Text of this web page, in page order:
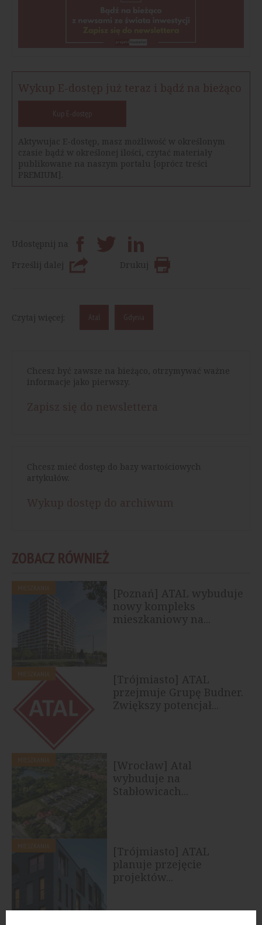
Wykup E-dostęp już teraz i bądź na bieżąco
Kup E-dostęp
Aktywujac E-dostęp, masz możliwość w określonym
czasie bądź w określonej ilości, czytać materiały
publikowane na naszym portalu [oprócz treści
PREMIUM].
Udostępnij na
Prześlij dalej
Drukuj
Czytaj więcej: Atal Gdynia
Chcesz być zawsze na bieżąco, otrzymywać ważne
informacje jako pierwszy.
Chcesz mieć dostęp do bazy wartościowych
artykułów.
ZOBACZ RÓWNIEŻ
[Poznań] ATAL wybuduje
nowy kompleks
mieszkaniowy na...
[Trójmiasto] ATAL
przejmuje Grupę Budner.
Zwiększy potencjał...
[Wrocław] Atal
wybuduje na
Stabłowicach...
[Trójmiasto] ATAL
planuje przejęcie
projektów...